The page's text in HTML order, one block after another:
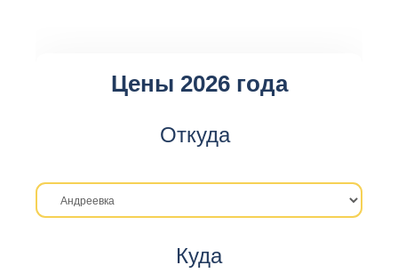
Цены 2026 года
Откуда
Куда